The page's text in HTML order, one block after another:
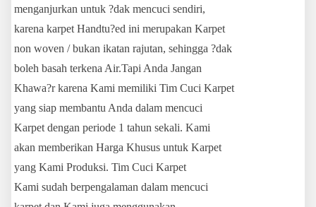
menganjurkan untuk ?dak mencuci sendiri,
karena karpet Handtu?ed ini merupakan Karpet
non woven / bukan ikatan rajutan, sehingga ?dak
boleh basah terkena Air.Tapi Anda Jangan
Khawa?r karena Kami memiliki Tim Cuci Karpet
yang siap membantu Anda dalam mencuci
Karpet dengan periode 1 tahun sekali. Kami
akan memberikan Harga Khusus untuk Karpet
yang Kami Produksi. Tim Cuci Karpet
Kami sudah berpengalaman dalam mencuci